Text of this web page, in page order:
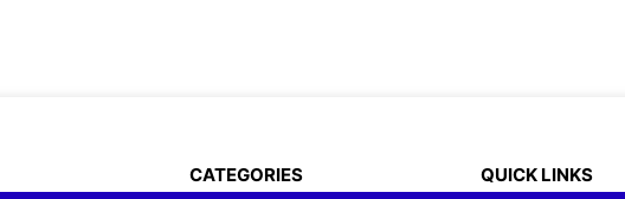
CATEGORIES QUICK LINKS